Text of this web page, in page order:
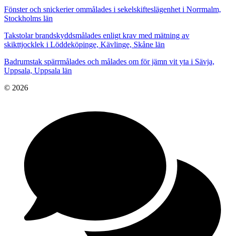
Fönster och snickerier ommålades i sekelskifteslägenhet i Norrmalm,
Stockholms län
Takstolar brandskyddsmålades enligt krav med mätning av
skikttjocklek i Löddeköpinge, Kävlinge, Skåne län
Badrumstak spärrmålades och målades om för jämn vit yta i Sävja,
Uppsala, Uppsala län
© 2026